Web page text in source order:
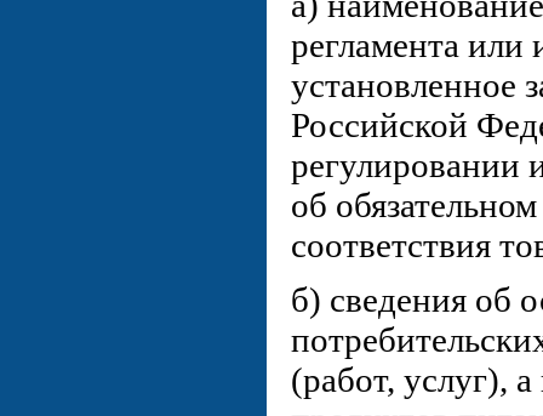
регламента или
установленное
Российской
регулировании
об
соответствия
б) сведения об
(работ, услуг),